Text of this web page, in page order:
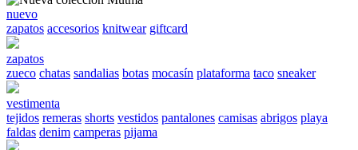
nuevo
zapatos accesorios knitwear giftcard
zapatos
zueco chatas sandalias botas mocasín plataforma taco sneaker
vestimenta
tejidos remeras shorts vestidos pantalones camisas abrigos playa
faldas denim camperas pijama